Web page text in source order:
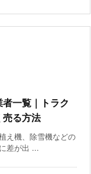
一覧｜トラク
売る方法
え機、除雪機などの
差が出 ...